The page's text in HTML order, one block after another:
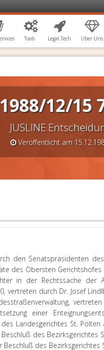
Tools Legal.Tech Über Uns
12/15
JUSLINE
Veröffentlicht am
den Senatspräsidenten
des Obersten Gerichtshofes
in der Rechtssache der
vertreten durch Dr. Josef
einer
Landesgerichtes St.
des Bezirksgerichtes
des Bezirksgerichtes